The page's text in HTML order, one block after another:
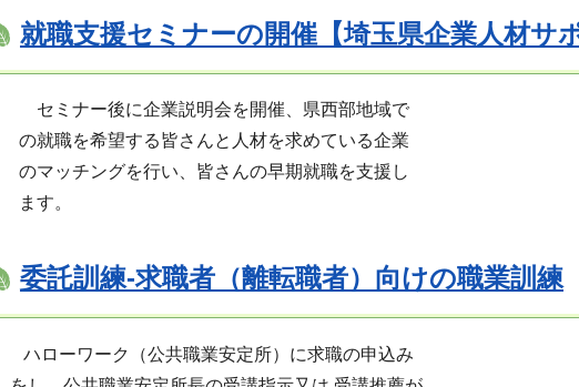
就職支援セミナーの開催【埼玉県企業人材サ
セミナー後に企業説明会を開催、県西部地域で
の就職を希望する皆さんと人材を求めている企業
のマッチングを行い、皆さんの早期就職を支援し
ます。
委託訓練-求職者（離転職者）向けの職業訓練
ハローワーク（公共職業安定所）に求職の申込み